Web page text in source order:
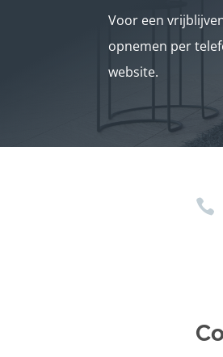
Voor een
opnemen per
website.
